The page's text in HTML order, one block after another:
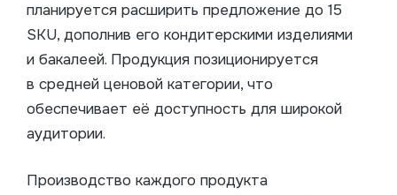
планируется расширить предложение до 15
SKU, дополнив его кондитерскими изделиями
и бакалеей. Продукция позиционируется
в средней ценовой категории, что
обеспечивает её доступность для широкой
аудитории.
Производство каждого продукта